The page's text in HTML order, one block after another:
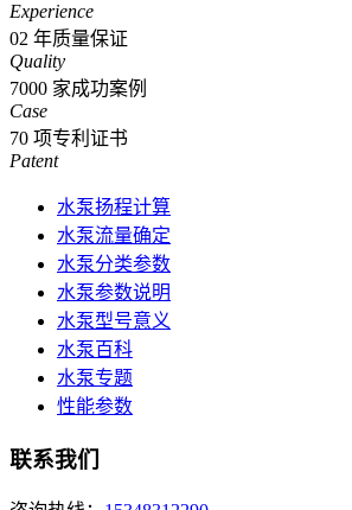
Experience
02 年质量保证
Quality
7000 家成功案例
Case
70 项专利证书
Patent
水泵扬程计算
水泵流量确定
水泵分类参数
水泵参数说明
水泵型号意义
水泵百科
水泵专题
性能参数
联系我们